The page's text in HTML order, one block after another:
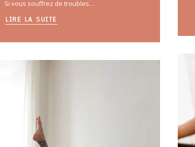
Si vous souffrez de troubles…
LIRE LA SUITE